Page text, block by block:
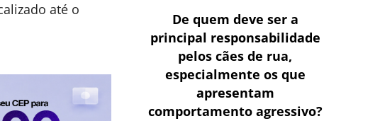
até o
De quem deve ser a
principal responsabilidade
pelos cães de rua,
especialmente os que
apresentam
comportamento agressivo?